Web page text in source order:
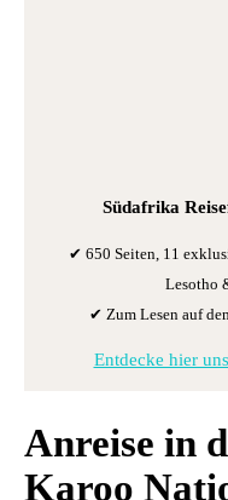
Südafrika
✔ 650 Seiten, 11
Lesotho
✔ Zum Lesen auf
Entdecke hier
Anreise in
Karoo